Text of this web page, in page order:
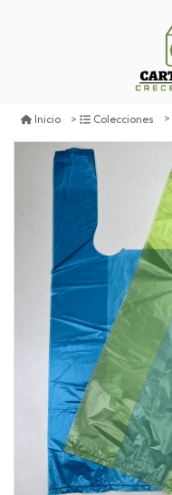
Inicio Colecciones